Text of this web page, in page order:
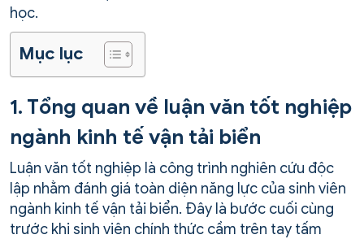
học.
Mục lục
1. Tổng quan về luận văn tốt nghiệp
ngành kinh tế vận tải biển
Luận văn tốt nghiệp là công trình nghiên cứu độc
lập nhằm đánh giá toàn diện năng lực của sinh viên
ngành kinh tế vận tải biển. Đây là bước cuối cùng
trước khi sinh viên chính thức cầm trên tay tấm